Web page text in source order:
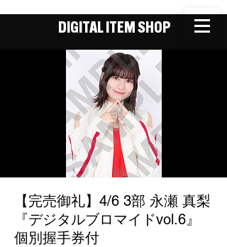
DIGITAL ITEM SHOP
【完売御礼】4/6 3部 永瀬 真梨
『デジタルブロマイドvol.6』
個別握手券付